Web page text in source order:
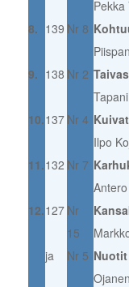
8. 139 Nr 8
9. 138 Nr 2
10.137 Nr 4
Ilpo
11.132 Nr 7
12.127 Nr
15
ja
Nr 5